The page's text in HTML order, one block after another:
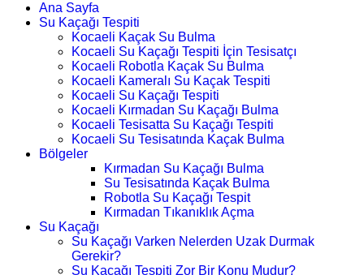
Ana Sayfa
Su Kaçağı Tespiti
Kocaeli Kaçak Su Bulma
Kocaeli Su Kaçağı Tespiti İçin Tesisatçı
Kocaeli Robotla Kaçak Su Bulma
Kocaeli Kameralı Su Kaçak Tespiti
Kocaeli Su Kaçağı Tespiti
Kocaeli Kırmadan Su Kaçağı Bulma
Kocaeli Tesisatta Su Kaçağı Tespiti
Kocaeli Su Tesisatında Kaçak Bulma
Bölgeler
Kırmadan Su Kaçağı Bulma
Su Tesisatında Kaçak Bulma
Robotla Su Kaçağı Tespit
Kırmadan Tıkanıklık Açma
Su Kaçağı
Su Kaçağı Varken Nelerden Uzak Durmak
Gerekir?
Su Kaçağı Tespiti Zor Bir Konu Mudur?